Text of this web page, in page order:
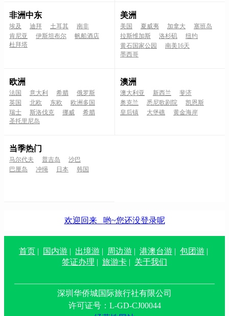
非洲中东
埃及 迪拜 土耳其
南非
肯尼亚
伊斯坦布尔
帆船酒店
杜拜塔
美洲
美国 夏威夷 加拿大
塞班岛
拉斯维加斯
洛杉矶
纽约
黄石国家公园
南美16天
墨西哥
欧洲
法国 意大利 希腊
俄罗斯
英国
北欧 东欧
欧洲多国
瑞士
斯洛伐克 挪威
希腊
圣托里尼岛
澳洲
澳大利亚 新西兰
斐济
奥克兰
悉尼歌剧院
凯恩斯
皇后镇
大堡礁 黄金海岸
当季热门
马尔代夫 普吉岛
沙巴
巴厘岛
冲绳 日本 韩国
欢迎回来 哟~您还没登录呢
首页 | 国内游 | 出境游 | 周边游 | 港澳台游 | 包团游 |
签证办理 | 旅游卡 | 关于我们
深圳华侨城国际旅行社有限公司
许可证号：L-GD-CJ00044